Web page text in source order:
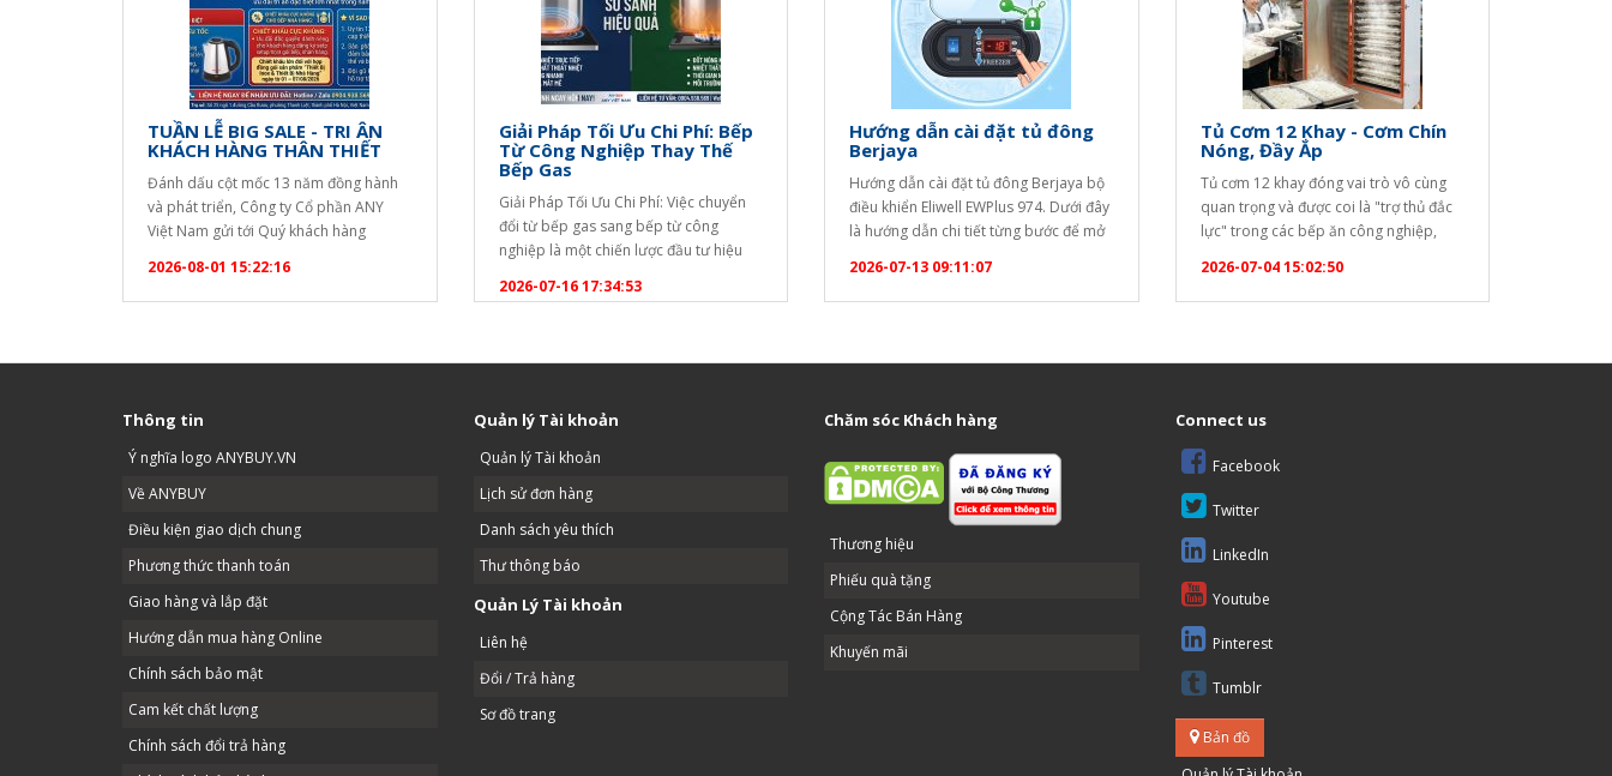
TUẦN LỄ BIG SALE - TRI ÂN
KHÁCH HÀNG THÂN THIẾT
Đánh dấu cột mốc 13 năm đồng hành
và phát triển, Công ty Cổ phần ANY
Việt Nam gửi tới Quý khách hàng
nhất trong năm! ? CHƯƠNG TRÌNH
KHUYẾN MẠI ĐẶC BIỆT TẶNG NGAY
2026-08-01 15:22:16
Giải Pháp Tối Ưu Chi Phí: Bếp
Từ Công Nghiệp Thay Thế
Bếp Gas
Giải Pháp Tối Ưu Chi Phí: Việc chuyển
đổi từ bếp gas sang bếp từ công
nghiệp là một chiến lược đầu tư hiệu
dài cho các doanh nghiệp dịch vụ ăn
2026-07-16 17:34:53
Hướng dẫn cài đặt tủ đông
Berjaya
Hướng dẫn cài đặt tủ đông Berjaya bộ
điều khiển Eliwell EWPlus 974. Dưới đây
là hướng dẫn chi tiết từng bước để mở
điểm): [caption id="attachment_6983"
align="aligncenter" width="1020"]
2026-07-13 09:11:07
Tủ Cơm 12 Khay - Cơm Chín
Nóng, Đầy Ắp
Tủ cơm 12 khay đóng vai trò vô cùng
quan trọng và được coi là "trợ thủ đắc
lực" trong các bếp ăn công nghiệp,
bệnh viện nhờ những ưu điểm vượt trội
sau: Năng suất cao, đáp ứng hàng
2026-07-04 15:02:50
Thông tin
Ý nghĩa logo ANYBUY.VN
Về ANYBUY
Điều kiện giao dịch chung
Phương thức thanh toán
Giao hàng và lắp đặt
Hướng dẫn mua hàng Online
Chính sách bảo mật
Cam kết chất lượng
Chính sách đổi trả hàng
Quản lý Tài khoản
Quản lý Tài khoản
Lịch sử đơn hàng
Danh sách yêu thích
Thư thông báo
Quản Lý Tài khoản
Liên hệ
Đổi / Trả hàng
Sơ đồ trang
Chăm sóc Khách hàng
Thương hiệu
Phiếu quà tặng
Cộng Tác Bán Hàng
Khuyến mãi
Connect us
Facebook
Twitter
LinkedIn
Youtube
Pinterest
Tumblr
Bản đồ